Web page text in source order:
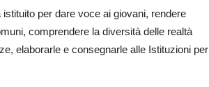
per dare voce ai giovani, rendere
comprendere la diversità delle realtà
elaborarle e consegnarle alle Istituzioni per